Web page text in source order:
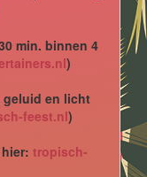
min. binnen 4
)
geluid en licht
feest.nl)
tropisch-